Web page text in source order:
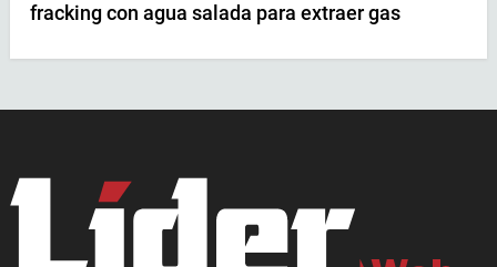
fracking con agua salada para extraer gas